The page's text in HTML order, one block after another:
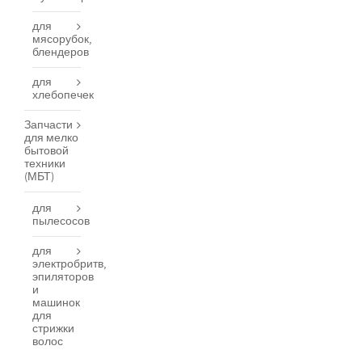
для
мясорубок,
блендеров
для
хлебопечек
Запчасти
для мелко
бытовой
техники
(МБТ)
для
пылесосов
для
электробритв,
эпиляторов
и
машинок
для
стрижки
волос